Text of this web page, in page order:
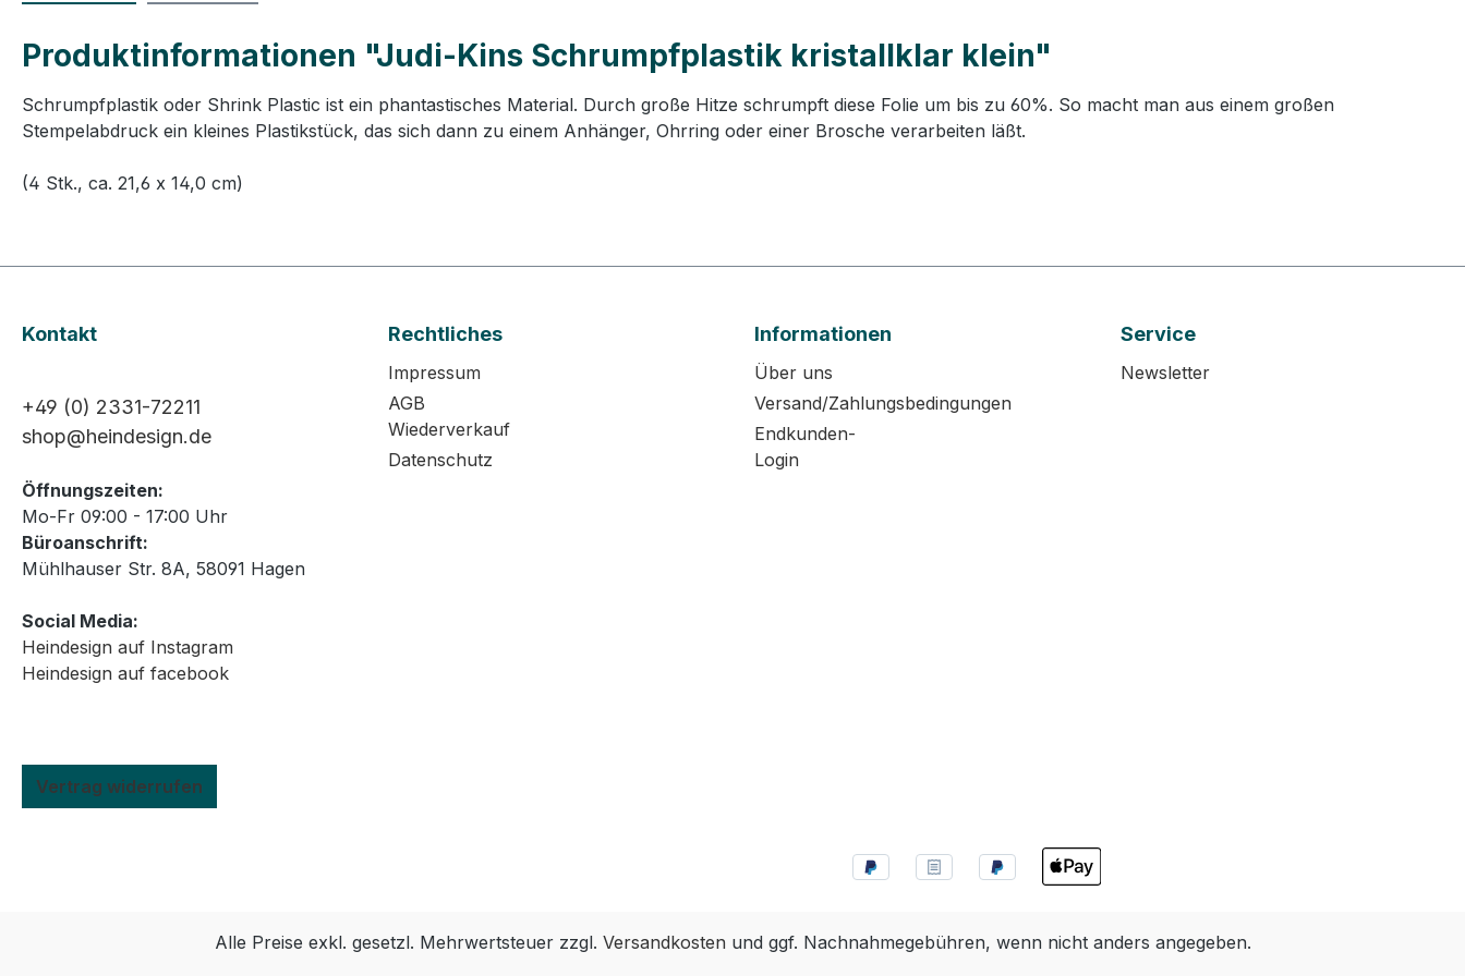
Produktinformationen "Judi-Kins Schrumpfplastik kristallklar klein"
Schrumpfplastik oder Shrink Plastic ist ein phantastisches Material. Durch große Hitze schrumpft diese Folie um bis zu 60%. So macht man aus einem großen
Stempelabdruck ein kleines Plastikstück, das sich dann zu einem Anhänger, Ohrring oder einer Brosche verarbeiten läßt.
(4 Stk., ca. 21,6 x 14,0 cm)
Kontakt
+49 (0) 2331-72211
shop@heindesign.de
Öffnungszeiten:
Mo-Fr 09:00 - 17:00 Uhr
Büroanschrift:
Mühlhauser Str. 8A, 58091 Hagen
Social Media:
Heindesign auf Instagram
Heindesign auf facebook
Vertrag widerrufen
Rechtliches
Impressum
AGB
Wiederverkauf
Datenschutz
Informationen
Über uns
Versand/Zahlungsbedingungen
Endkunden-
Login
Service
Newsletter
Alle Preise exkl. gesetzl. Mehrwertsteuer zzgl. Versandkosten und ggf. Nachnahmegebühren, wenn nicht anders angegeben.